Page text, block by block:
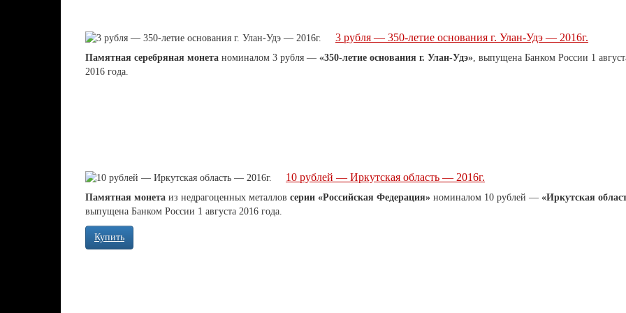
3 рубля — 350-летие основания г. Улан-Удэ — 2016г.
Памятная серебряная монета номиналом 3 рубля — «350-летие основания г. Улан-Удэ», выпущена Банком России 1
2016 года.
10 рублей — Иркутская область — 2016г.
Памятная монета из недрагоценных металлов серии «Российская Федерация» номиналом 10 рублей — «Иркутская
выпущена Банком России 1 августа 2016 года.
Купить